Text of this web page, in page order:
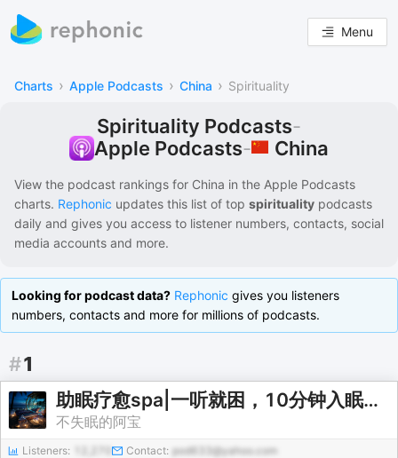
Menu
Charts › Apple Podcasts › China › Spirituality
Spirituality Podcasts-
Apple Podcasts- China
View the podcast rankings for China in the Apple Podcasts
charts. Rephonic updates this list of top spirituality podcasts
daily and gives you access to listener numbers, contacts, social
media accounts and more.
Looking for podcast data? Rephonic gives you listeners
numbers, contacts and more for millions of podcasts.
#1
助眠疗愈spa|一听就困，10分钟入眠，8小时深睡
不失眠的阿宝
Listeners: Contact: pod633@yahoo.com